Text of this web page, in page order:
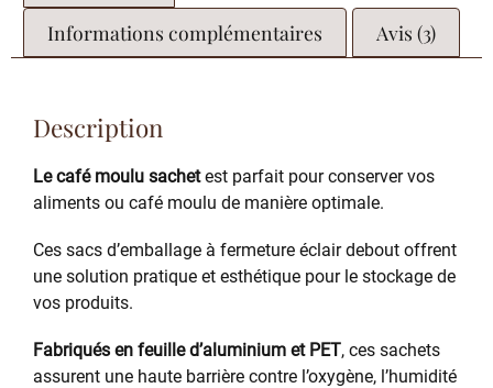
Informations complémentaires
Avis (3)
Description
Le café moulu sachetest parfait pour conserver vos
aliments ou café moulu de manière optimale.
Ces sacs d’emballage à fermeture éclair debout offrent
une solution pratique et esthétique pour le stockage de
vos produits.
Fabriqués en feuille d’aluminium et PET, ces sachets
assurent une haute barrière contre l’oxygène, l’humidité